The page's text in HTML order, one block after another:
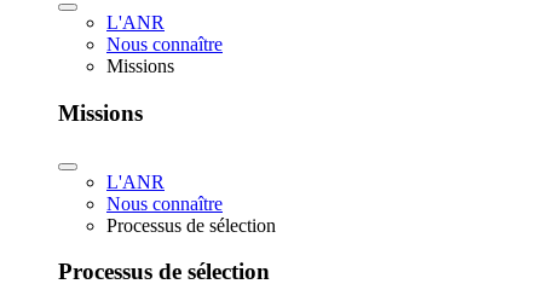
L'ANR
Nous connaître
Missions
Missions
L'ANR
Nous connaître
Processus de sélection
Processus de sélection